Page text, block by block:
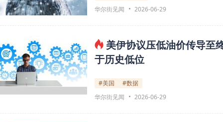
华尔街见闻
2026-06-29
美伊协议压低油价传导至
于历史低位
#美国
#数据
华尔街见闻
2026-06-29